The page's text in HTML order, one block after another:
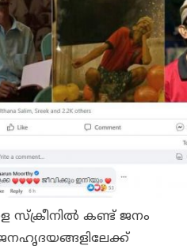
സ്‌ക്രീനില്‍ കണ്ട് ജനം
ജനഹൃദയങ്ങളിലേക്ക്